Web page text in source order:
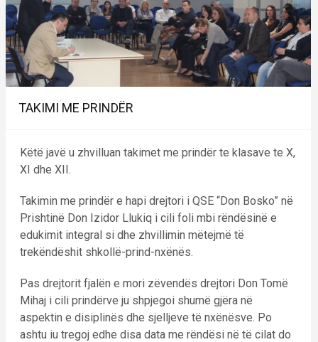
TAKIMI ME PRINDËR
Këtë javë u zhvilluan takimet me prindër te klasave te X,
XI dhe XII.
Takimin me prindër e hapi drejtori i QSE “Don Bosko” në
Prishtinë Don Izidor Llukiq i cili foli mbi rëndësinë e
edukimit integral si dhe zhvillimin mëtejmë të
trekëndëshit shkollë-prind-nxënës.
Pas drejtorit fjalën e mori zëvendës drejtori Don Tomë
Mihaj i cili prindërve ju shpjegoi shumë gjëra në
aspektin e disiplinës dhe sjelljeve të nxënësve. Po
ashtu iu tregoj edhe disa data me rëndësi në të cilat do